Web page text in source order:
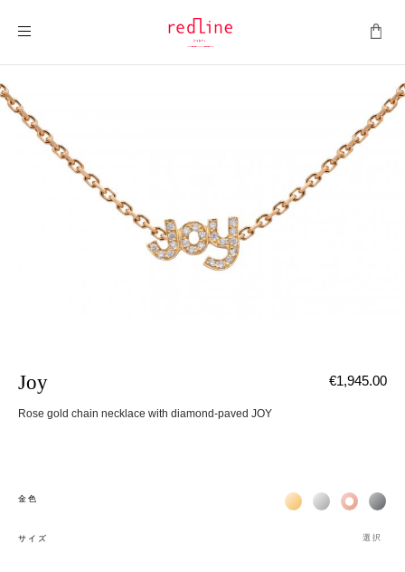
Joy
Rose gold chain necklace with diamond-paved JOY
€1,945.00
金色 Жёлтое золото 18К
Белое золото
Розовое
サイズ 選択